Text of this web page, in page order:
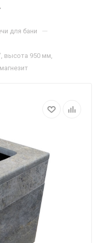
для бани —
высота 950 мм,